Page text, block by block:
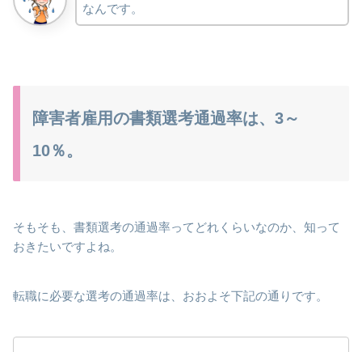
なんです。
障害者雇用の書類選考通過率は、3～
10％。
そもそも、書類選考の通過率ってどれくらいなのか、知って
おきたいですよね。
転職に必要な選考の通過率は、おおよそ下記の通りです。